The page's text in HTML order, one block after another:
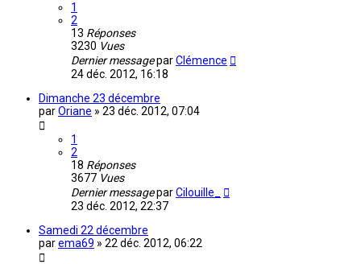
1
2
13 Réponses
3230 Vues
Dernier messageparClémence
24 déc. 2012, 16:18
Dimanche 23 décembre
parOriane » 23 déc. 2012, 07:04
1
2
18 Réponses
3677 Vues
Dernier messageparCilouille_
23 déc. 2012, 22:37
Samedi 22 décembre
parema69 » 22 déc. 2012, 06:22